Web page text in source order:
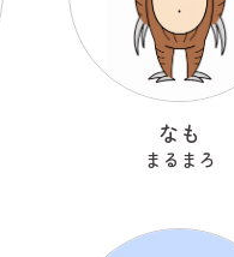
なも
まるまろ